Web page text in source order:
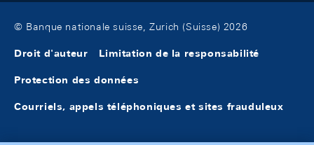
© Banque nationale suisse, Zurich (Suisse) 2026
Droit d'auteur Limitation de la responsabilité
Protection des données
Courriels, appels téléphoniques et sites frauduleux